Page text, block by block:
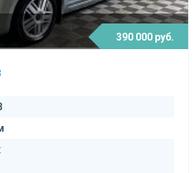
390 000 руб.